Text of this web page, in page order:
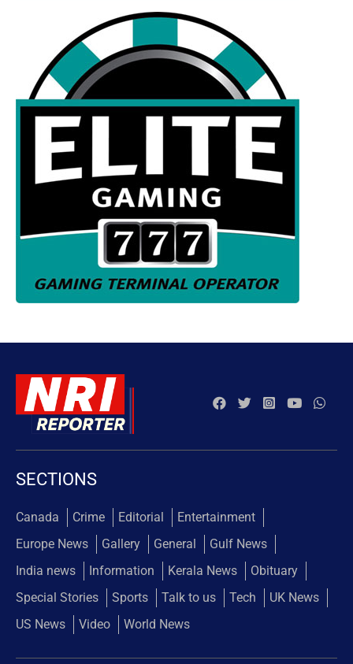
SECTIONS
Canada Crime Editorial
Entertainment
Europe News
Gallery General
Gulf News
India news
Information Kerala News
Obituary
Special Stories
Sports Talk to us Tech
UK News
US News
Video World News